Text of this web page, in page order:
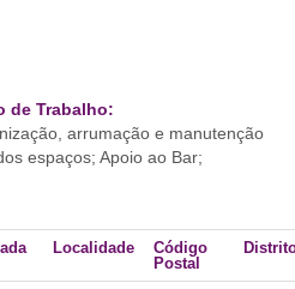
de Trabalho:
arrumação e manutenção
espaços; Apoio ao Bar;
Localidade
Código
Postal